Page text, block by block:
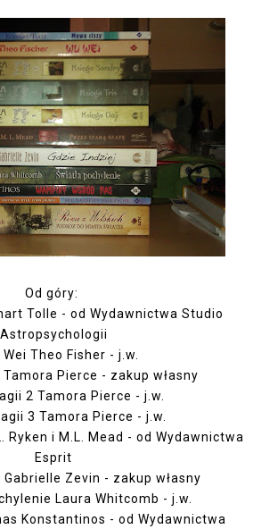
Od góry:
Tolle - od Wydawnictwa Studio
Astropsychologii
Wei Theo Fisher - j.w.
Pierce - zakup własny
2 Tamora Pierce - j.w.
3 Tamora Pierce - j.w.
i M.L. Mead - od Wydawnictwa
Esprit
Zevin - zakup własny
Laura Whitcomb - j.w.
Konstantinos - od Wydawnictwa